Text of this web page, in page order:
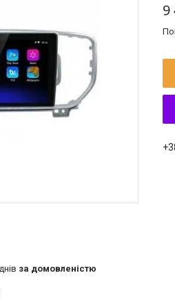
9
за домовленістю